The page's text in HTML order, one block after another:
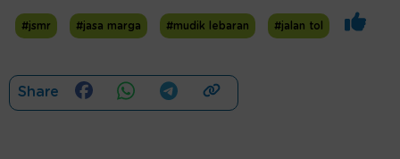
#jsmr #jasa marga #mudik lebaran #jalan tol
Share